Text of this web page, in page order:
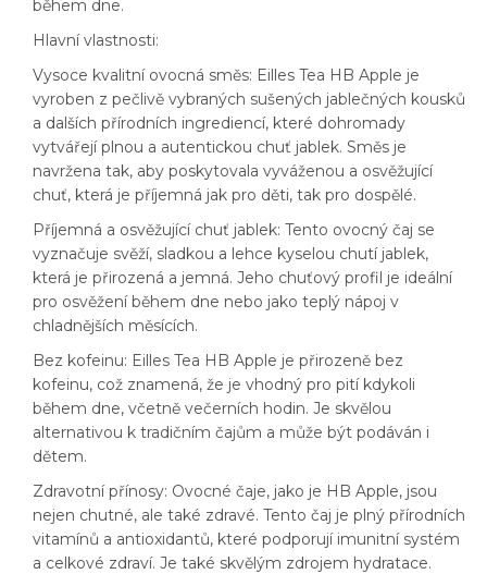
během dne.
Hlavní vlastnosti:
Vysoce kvalitní ovocná směs: Eilles Tea HB Apple je
vyroben z pečlivě vybraných sušených jablečných kousků
a dalších přírodních ingrediencí, které dohromady
vytvářejí plnou a autentickou chuť jablek. Směs je
navržena tak, aby poskytovala vyváženou a osvěžující
chuť, která je příjemná jak pro děti, tak pro dospělé.
Příjemná a osvěžující chuť jablek: Tento ovocný čaj se
vyznačuje svěží, sladkou a lehce kyselou chutí jablek,
která je přirozená a jemná. Jeho chuťový profil je ideální
pro osvěžení během dne nebo jako teplý nápoj v
chladnějších měsících.
Bez kofeinu: Eilles Tea HB Apple je přirozeně bez
kofeinu, což znamená, že je vhodný pro pití kdykoli
během dne, včetně večerních hodin. Je skvělou
alternativou k tradičním čajům a může být podáván i
dětem.
Zdravotní přínosy: Ovocné čaje, jako je HB Apple, jsou
nejen chutné, ale také zdravé. Tento čaj je plný přírodních
vitamínů a antioxidantů, které podporují imunitní systém
a celkové zdraví. Je také skvělým zdrojem hydratace.